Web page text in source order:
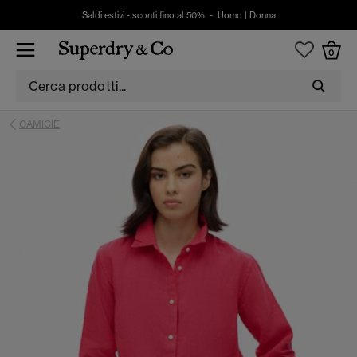
Saldi estivi - sconti fino al 50% - Uomo Donna
0
CAMICIE